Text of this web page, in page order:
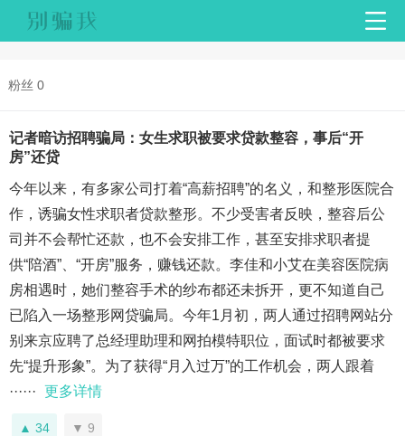
粉丝 0
记者暗访招聘骗局：女生求职被要求贷款整容，事后“开
房”还贷
今年以来，有多家公司打着“高薪招聘”的名义，和整形医院合
作，诱骗女性求职者贷款整形。不少受害者反映，整容后公
司并不会帮忙还款，也不会安排工作，甚至安排求职者提
供“陪酒”、“开房”服务，赚钱还款。李佳和小艾在美容医院病
房相遇时，她们整容手术的纱布都还未拆开，更不知道自己
已陷入一场整形网贷骗局。今年1月初，两人通过招聘网站分
别来京应聘了总经理助理和网拍模特职位，面试时都被要求
先“提升形象”。为了获得“月入过万”的工作机会，两人跟着
······ 更多详情
34 9